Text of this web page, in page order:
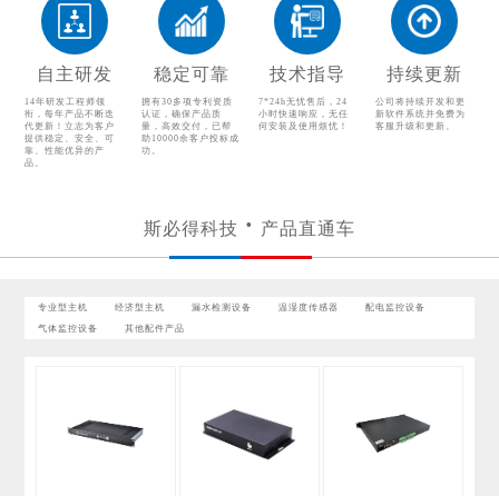
配电监控设备
气体监控设备
其他配件产品
自主研发
14年研发工程师领
衔，每年产品不断迭
代更新！立志为客户
提供稳定、安全、可
靠、性能优异的产
品。
稳定可靠
拥有30多项专利资质
认证，确保产品质
量，高效交付，已帮
助10000余客户投标成
功。
技术指导
7*24h无忧售后，24
小时快速响应，无任
何安装及使用烦忧！
持续更新
公司将持续开发和更
新软件系统并免费为
客服升级和更新。
斯必得科技 产品直通车
专业型主机 经济型主机 漏水检测设备 温湿度传感器 配电监控设备
气体监控设备 其他配件产品